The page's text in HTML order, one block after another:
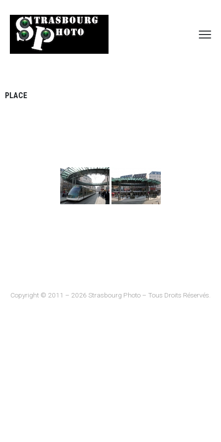
PLACE
Copyright © 2011 – 2026 Strasbourg Photo – Tous Droits Réservés.